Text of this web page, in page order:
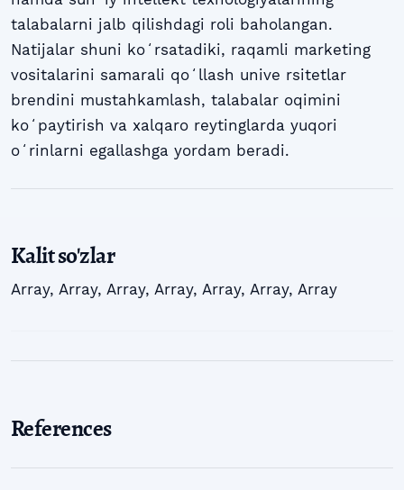
talabalarni jalb qilishdagi roli baholangan.
Natijalar shuni koʻrsatadiki, raqamli marketing
vositalarini samarali qoʻllash unive rsitetlar
brendini mustahkamlash, talabalar oqimini
koʻpaytirish va xalqaro reytinglarda yuqori
oʻrinlarni egallashga yordam beradi.
Kalit so'zlar
Array, Array, Array, Array, Array, Array, Array
References